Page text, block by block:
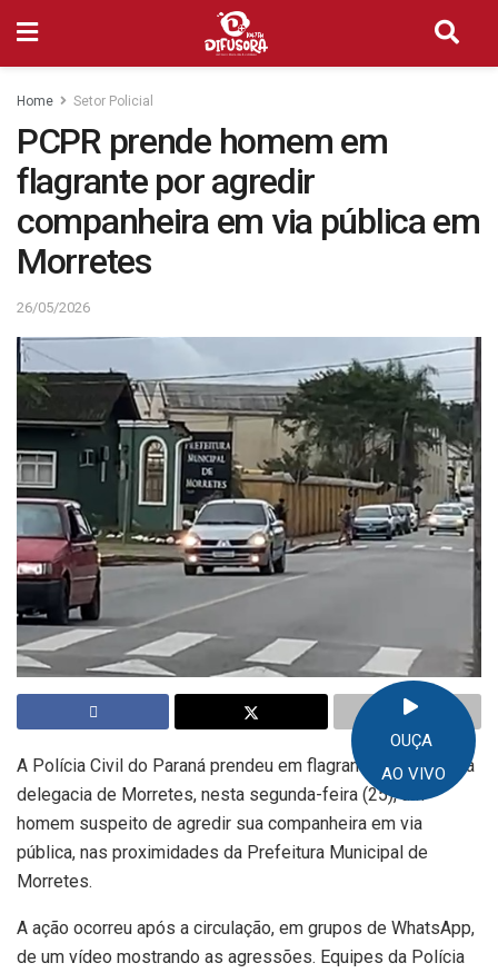
OUÇA
AO VIVO
Home Setor Policial
PCPR prende homem em
flagrante por agredir
companheira em via pública em
Morretes
26/05/2026
A Polícia Civil do Paraná prendeu em flagrante, por meio da
delegacia de Morretes, nesta segunda-feira (25), um
homem suspeito de agredir sua companheira em via
pública, nas proximidades da Prefeitura Municipal de
Morretes.
A ação ocorreu após a circulação, em grupos de WhatsApp,
de um vídeo mostrando as agressões. Equipes da Polícia